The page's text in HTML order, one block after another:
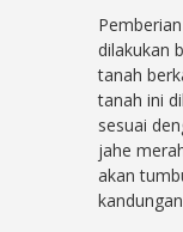
dilakukan
tanah
tanah ini
sesuai
jahe
akan